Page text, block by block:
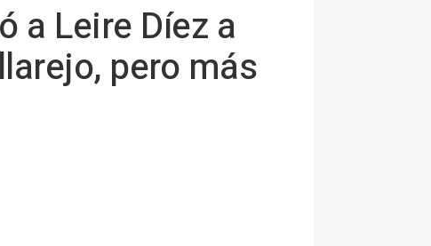
a Leire Díez a
pero más